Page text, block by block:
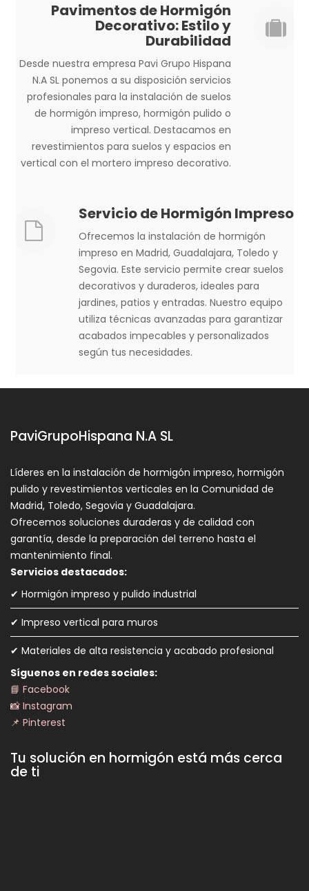
Pavimentos de Hormigón
Decorativo: Estilo y
Durabilidad
Desde nuestra empresa Pavi Grupo Hispana
N.A SL ponemos a su disposición servicios
profesionales para la instalación de suelos
de hormigón impreso, hormigón pulido o
impreso vertical. Destacamos en
revestimientos para suelos y espacios en
vertical con el mortero impreso decorativo.
Servicio de Hormigón Impreso
Ofrecemos la instalación de hormigón
impreso en Madrid, Guadalajara, Toledo y
Segovia. Este servicio permite crear suelos
decorativos y duraderos, ideales para
jardines, patios y entradas. Nuestro equipo
utiliza técnicas avanzadas para garantizar
acabados impecables y personalizados
según tus necesidades.
PaviGrupoHispana N.A SL
Líderes en la instalación de hormigón impreso, hormigón
pulido y revestimientos verticales en la Comunidad de
Madrid, Toledo, Segovia y Guadalajara.
Ofrecemos soluciones duraderas y de calidad con
garantía, desde la preparación del terreno hasta el
mantenimiento final.
Servicios destacados:
✔ Hormigón impreso y pulido industrial
✔ Impreso vertical para muros
✔ Materiales de alta resistencia y acabado profesional
Síguenos en redes sociales:
📘 Facebook
📸 Instagram
📌 Pinterest
Tu solución en hormigón está más cerca
de ti